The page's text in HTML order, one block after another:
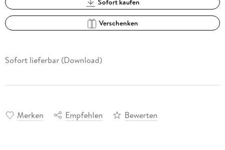
Sofort kaufen
Verschenken
Sofort lieferbar (Download)
Merken Empfehlen Bewerten